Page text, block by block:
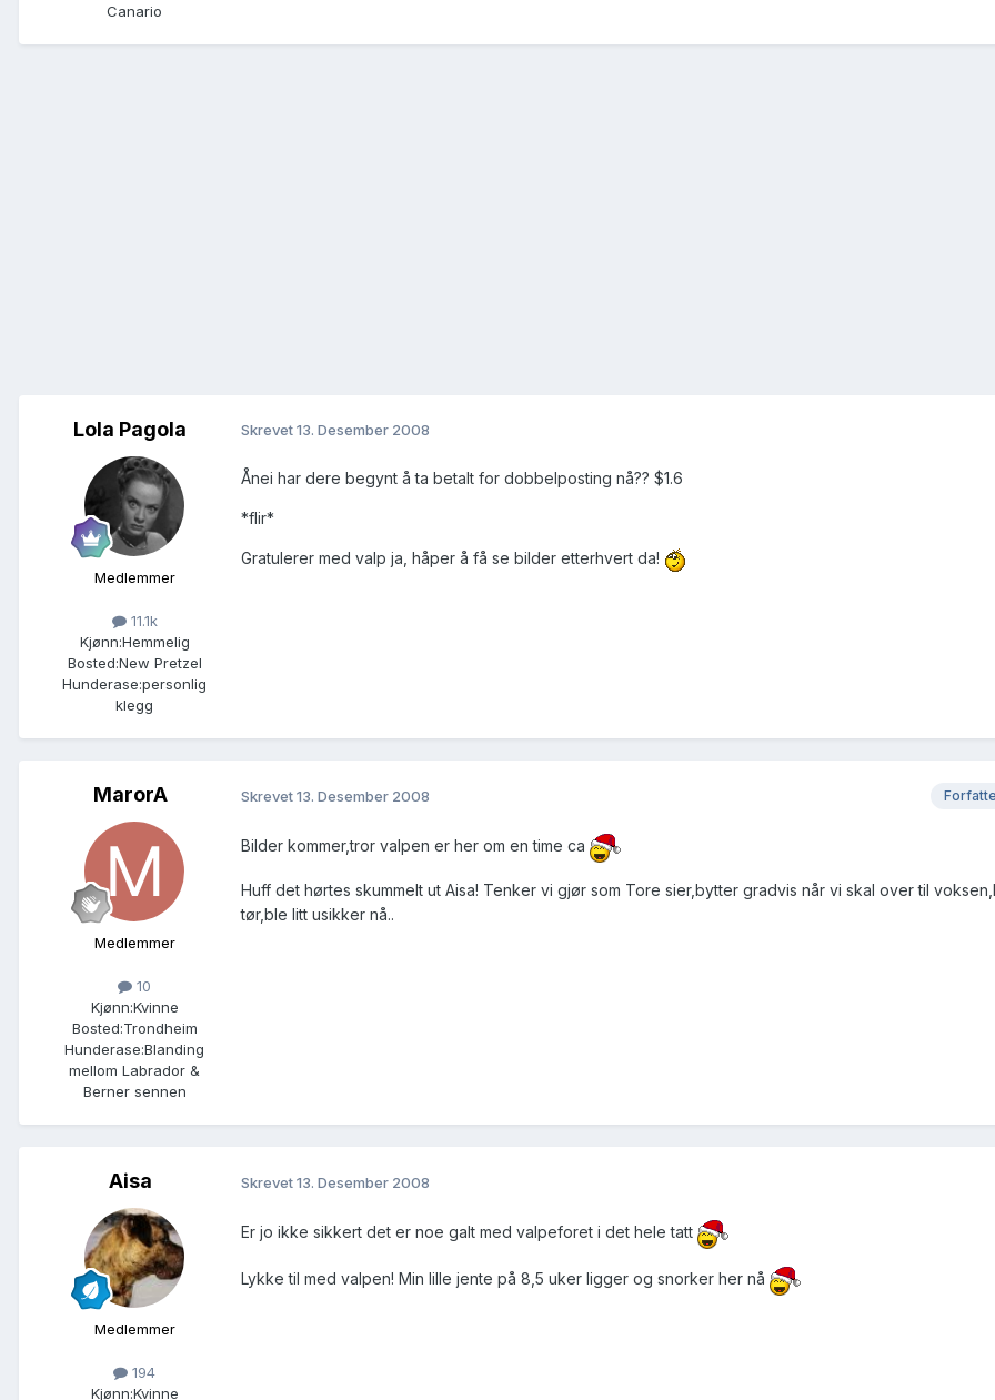
Canario
Lola Pagola
Medlemmer
11.1k
Kjønn:Hemmelig
Bosted:New Pretzel
Hunderase:personlig
klegg
Skrevet13. Desember 2008
Ånei har dere begynt å ta betalt for dobbelposting nå?? $1.6
*flir*
Gratulerer med valp ja, håper å få se bilder etterhvert da!
MarorA
Medlemmer
10
Kjønn:Kvinne
Bosted:Trondheim
Hunderase:Blanding
mellom Labrador &
Berner sennen
Skrevet13. Desember 2008
Bilder kommer,tror valpen er her om en time ca
Huff det hørtes skummelt ut Aisa! Tenker vi gjør som Tore sier,bytter gradvis når vi skal over til
tør,ble litt usikker nå..
Aisa
Medlemmer
194
Kjønn:Kvinne
Skrevet13. Desember 2008
Er jo ikke sikkert det er noe galt med valpeforet i det hele tatt
Lykke til med valpen! Min lille jente på 8,5 uker ligger og snorker her nå